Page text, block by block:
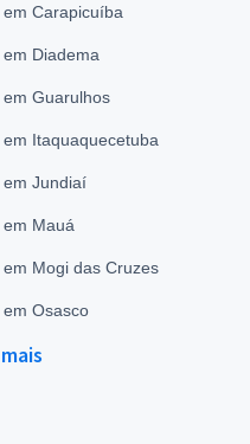
Carapicuíba
Diadema
Guarulhos
Itaquaquecetuba
em Jundiaí
Mauá
Mogi das Cruzes
Osasco